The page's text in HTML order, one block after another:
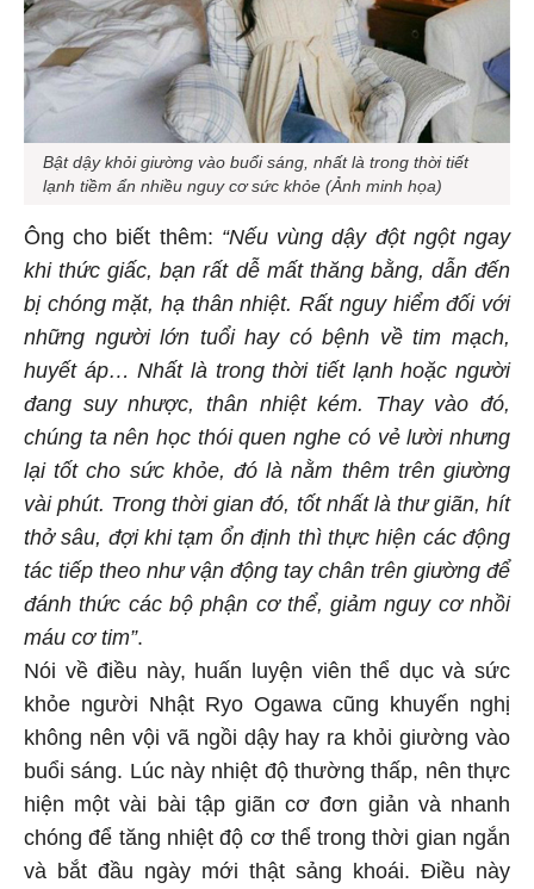
Bật dậy khỏi giường vào buổi sáng, nhất là trong thời tiết
lạnh tiềm ẩn nhiều nguy cơ sức khỏe (Ảnh minh họa)
Ông cho biết thêm: “Nếu vùng dậy đột ngột ngay
khi thức giấc, bạn rất dễ mất thăng bằng, dẫn đến
bị chóng mặt, hạ thân nhiệt. Rất nguy hiểm đối với
những người lớn tuổi hay có bệnh về tim mạch,
huyết áp… Nhất là trong thời tiết lạnh hoặc người
đang suy nhược, thân nhiệt kém. Thay vào đó,
chúng ta nên học thói quen nghe có vẻ lười nhưng
lại tốt cho sức khỏe, đó là nằm thêm trên giường
vài phút. Trong thời gian đó, tốt nhất là thư giãn, hít
thở sâu, đợi khi tạm ổn định thì thực hiện các động
tác tiếp theo như vận động tay chân trên giường để
đánh thức các bộ phận cơ thể, giảm nguy cơ nhồi
máu cơ tim”.
Nói về điều này, huấn luyện viên thể dục và sức
khỏe người Nhật Ryo Ogawa cũng khuyến nghị
không nên vội vã ngồi dậy hay ra khỏi giường vào
buổi sáng. Lúc này nhiệt độ thường thấp, nên thực
hiện một vài bài tập giãn cơ đơn giản và nhanh
chóng để tăng nhiệt độ cơ thể trong thời gian ngắn
và bắt đầu ngày mới thật sảng khoái. Điều này